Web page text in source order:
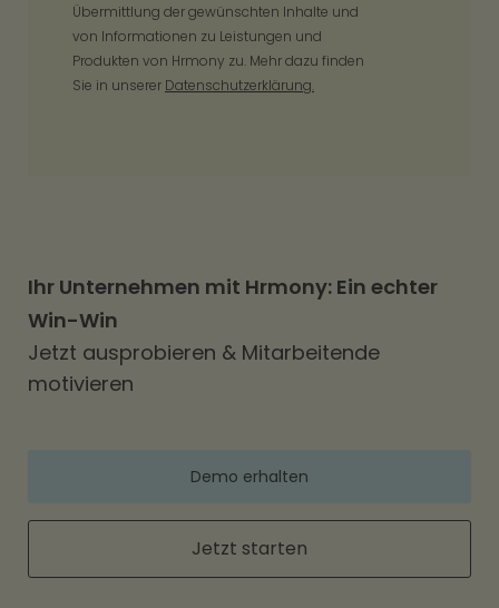
Übermittlung der gewünschten Inhalte und
von Informationen zu Leistungen und
Produkten von Hrmony zu. Mehr dazu finden
Sie in unserer Datenschutzerklärung.
Ihr Unternehmen mit Hrmony: Ein echter
Win-Win
Jetzt ausprobieren & Mitarbeitende
motivieren
Demo erhalten
Jetzt starten